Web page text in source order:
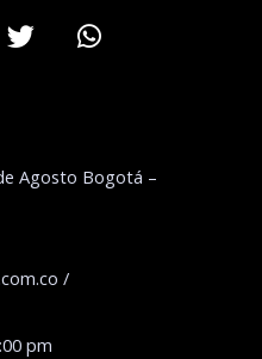
TwitterWhatsapp
Agosto Bogotá –
/
pm